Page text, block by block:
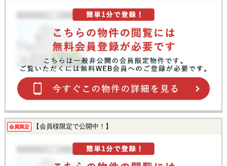
会員限定 【会員様限定で公開中！】